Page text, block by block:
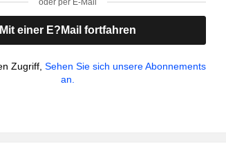
oder per E-Mail
Mit einer E?Mail fortfahren
Zugriff,Sehen Sie sich unsere Abonnements
an.